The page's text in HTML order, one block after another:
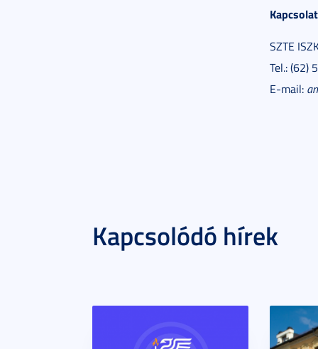
Kapcsolat
SZTE
Tel.: (62)
E-mail:
Kapcsolódó hírek